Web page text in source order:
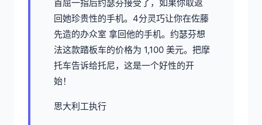
首屈一指后约瑟芬接受了，如果你取返
回她珍贵性的手机。4分灵巧让你在佐藤
先造的办众室 拿回他的手机。约瑟芬想
法这款踏板车的价格为 1,100 美元。把摩
托车告诉给托尼，这是一个好性的开
始！
思大利工执行